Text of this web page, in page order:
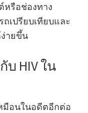
หรือช่องทาง
เปรียบเทียบและ
ายขึ้น
บ HIV ใน
มือนในอดีตอีกต่อ